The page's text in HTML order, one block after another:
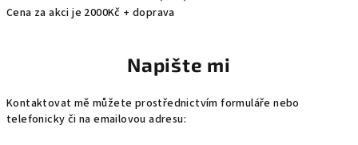
Cena za akci je 2000Kč + doprava
Napište mi
Kontaktovat mě můžete prostřednictvím formuláře nebo
telefonicky či na emailovou adresu: